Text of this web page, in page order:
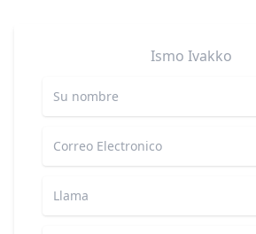
Ismo Ivakko